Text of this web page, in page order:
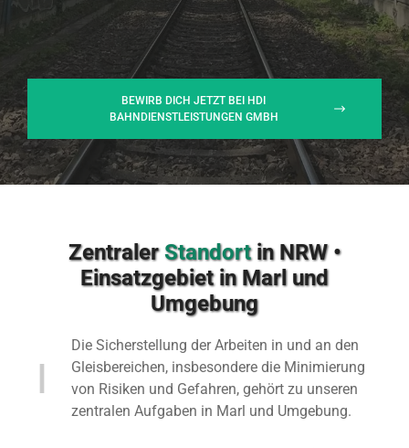
BEWIRB DICH JETZT BEI HDI
BAHNDIENSTLEISTUNGEN GMBH
ZentralerStandortin NRW •
Einsatzgebiet in Marl und
Umgebung
Die Sicherstellung der Arbeiten in und an den
Gleisbereichen, insbesondere die Minimierung
von Risiken und Gefahren, gehört zu unseren
zentralen Aufgaben in Marl und Umgebung.